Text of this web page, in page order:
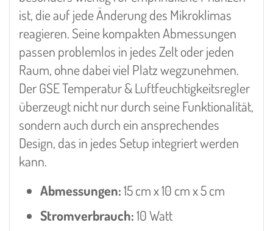
ist, die auf jede Änderung des Mikroklimas
reagieren. Seine kompakten Abmessungen
passen problemlos in jedes Zelt oder jeden
Raum, ohne dabei viel Platz wegzunehmen.
Der GSE Temperatur & Luftfeuchtigkeitsregler
überzeugt nicht nur durch seine Funktionalität,
sondern auch durch ein ansprechendes
Design, das in jedes Setup integriert werden
kann.
Abmessungen:15 cm x 10 cm x 5 cm
Stromverbrauch:10 Watt